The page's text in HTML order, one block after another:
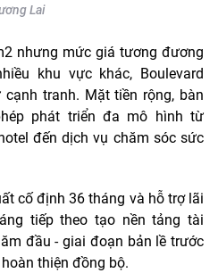
Lai
nhưng mức giá tương đương
khu vực khác, Boulevard
tranh. Mặt tiền rộng, bàn
phát triển đa mô hình từ
đến dịch vụ chăm sóc sức
cố định 36 tháng và hỗ trợ lãi
tiếp theo tạo nền tảng tài
đầu - giai đoạn bản lề trước
thiện đồng bộ.